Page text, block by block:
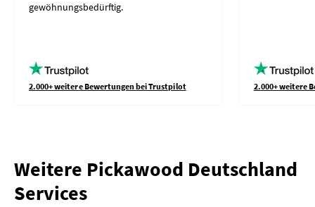
gewöhnungsbedürftig.
2.000+ weitere Bewertungen bei Trustpilot 2.000+ weitere
Weitere Pickawood Deutschland
Services